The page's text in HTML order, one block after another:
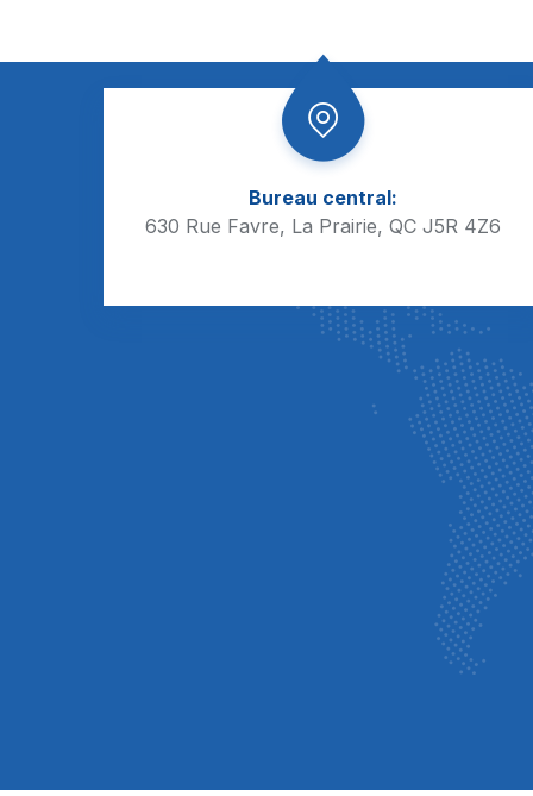
Bureau central:
630 Rue Favre, La Prairie, QC J5R 4Z6